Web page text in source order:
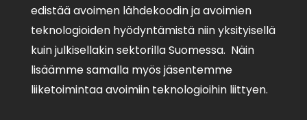
edistää avoimen lähdekoodin ja avoimien
teknologioiden hyödyntämistä niin yksityisellä
kuin julkisellakin sektorilla Suomessa. Näin
lisäämme samalla myös jäsentemme
liiketoimintaa avoimiin teknologioihin liittyen.